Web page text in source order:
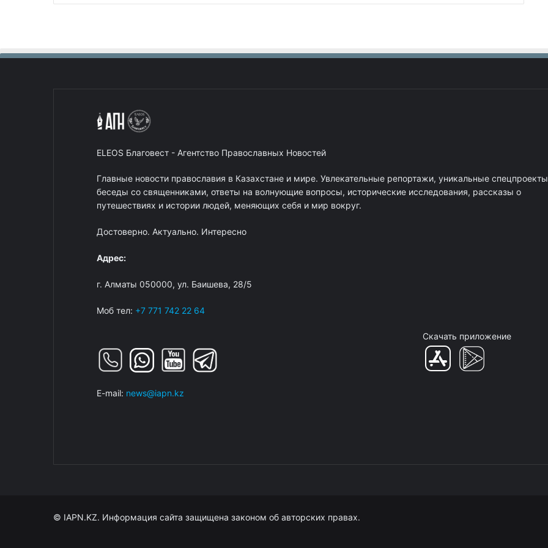
ELEOS Благовест - Агентство Православных Новостей
Главные новости православия в Казахстане и мире. Увлекательные репортажи, уникальные
беседы со священниками, ответы на волнующие вопросы, исторические исследования, рассказы о
путешествиях и истории людей, меняющих себя и мир вокруг.
Достоверно. Актуально. Интересно
Адрес:
г. Алматы 050000, ул. Баишева, 28/5
Моб тел: +7 771 742 22 64
Скачать приложение
E-mail: news@iapn.kz
© IAPN.KZ. Информация сайта защищена законом об авторских правах.